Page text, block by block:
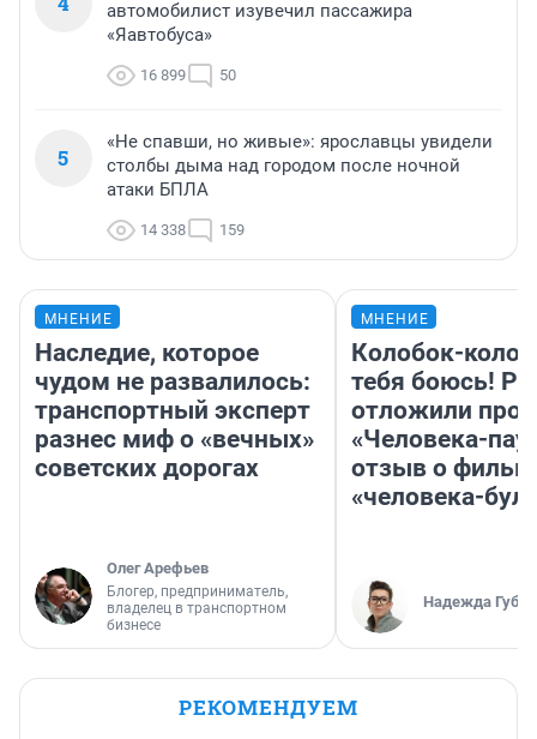
автомобилист изувечил пассажира
«Яавтобуса»
16 899 50
5
«Не спавши, но живые»: ярославцы увидели
столбы дыма над городом после ночной
атаки БПЛА
14 338 159
МНЕНИЕ
Наследие, которое
чудом не развалилось:
транспортный эксперт
разнес миф о «вечных»
советских дорогах
Олег Арефьев
Блогер, предприниматель,
владелец в транспортном
бизнесе
МНЕНИЕ
Колобок-
тебя боюсь!
отложили
«Человека-
отзыв о
«человека-
Надежда
РЕКОМЕНДУЕМ